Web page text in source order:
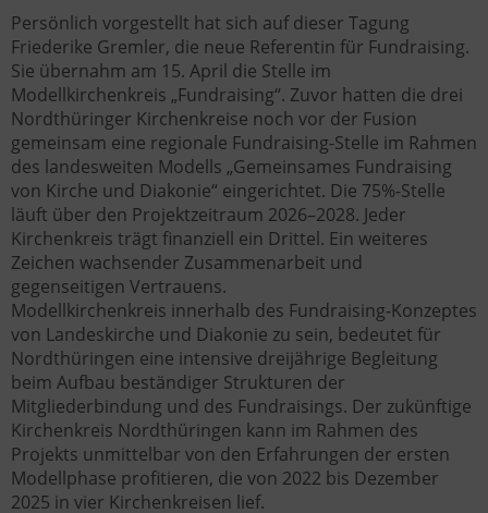
Persönlich vorgestellt hat sich auf dieser Tagung
Friederike Gremler, die neue Referentin für Fundraising.
Sie übernahm am 15. April die Stelle im
Modellkirchenkreis „Fundraising“. Zuvor hatten die drei
Nordthüringer Kirchenkreise noch vor der Fusion
gemeinsam eine regionale Fundraising-Stelle im Rahmen
des landesweiten Modells „Gemeinsames Fundraising
von Kirche und Diakonie“ eingerichtet. Die 75%-Stelle
läuft über den Projektzeitraum 2026–2028. Jeder
Kirchenkreis trägt finanziell ein Drittel. Ein weiteres
Zeichen wachsender Zusammenarbeit und
gegenseitigen Vertrauens.
Modellkirchenkreis innerhalb des Fundraising-Konzeptes
von Landeskirche und Diakonie zu sein, bedeutet für
Nordthüringen eine intensive dreijährige Begleitung
beim Aufbau beständiger Strukturen der
Mitgliederbindung und des Fundraisings. Der zukünftige
Kirchenkreis Nordthüringen kann im Rahmen des
Projekts unmittelbar von den Erfahrungen der ersten
Modellphase profitieren, die von 2022 bis Dezember
2025 in vier Kirchenkreisen lief.